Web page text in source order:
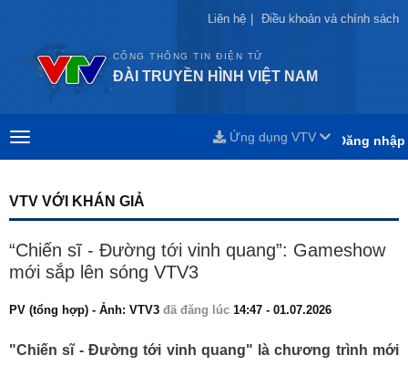
Liên hệ Điều khoản và chính sách
Liên hệ Điều khoản và chính sách
CỔNG THÔNG TIN ĐIỆN TỬ
ĐÀI TRUYỀN HÌNH VIỆT NAM
Đăng nhập
Ứng dụng VTV
VTV VỚI KHÁN GIẢ
“Chiến sĩ - Đường tới vinh quang”: Gameshow
mới sắp lên sóng VTV3
PV (tổng hợp) - Ảnh: VTV3 đã đăng lúc 14:47 - 01.07.2026
"Chiến sĩ - Đường tới vinh quang" là chương trình mới